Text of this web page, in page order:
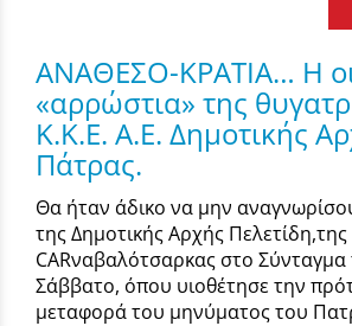
ΑΝΑΘΕΣΟ-ΚΡΑΤΙΑ… Η
«αρρώστια» της
Κ.Κ.Ε. Α.Ε. Δημοτικής
Πάτρας.
Θα ήταν άδικο να μην
της Δημοτικής Αρχής Πελετίδη,της
CARναβαλότσαρκας στο Σύνταγμα
Σάββατο, όπου υιοθέτησε την
μεταφορά του μηνύματος του